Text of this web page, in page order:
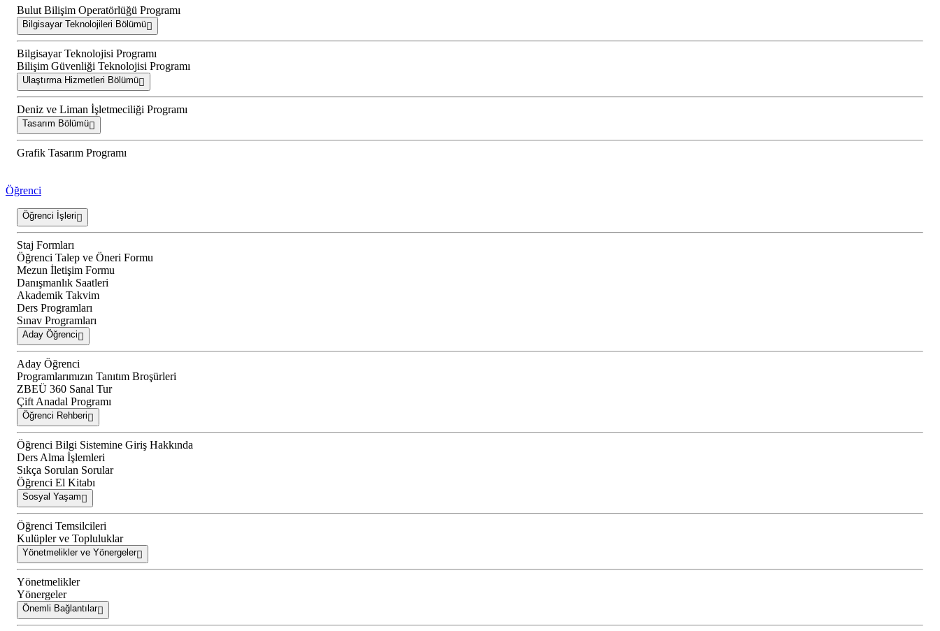
Bulut Bilişim Operatörlüğü Programı
Bilgisayar Teknolojileri Bölümü
Bilgisayar Teknolojisi Programı
Bilişim Güvenliği Teknolojisi Programı
Ulaştırma Hizmetleri Bölümü
Deniz ve Liman İşletmeciliği Programı
Tasarım Bölümü
Grafik Tasarım Programı
Öğrenci
Öğrenci İşleri
Staj Formları
Öğrenci Talep ve Öneri Formu
Mezun İletişim Formu
Danışmanlık Saatleri
Akademik Takvim
Ders Programları
Sınav Programları
Aday Öğrenci
Aday Öğrenci
Programlarımızın Tanıtım Broşürleri
ZBEÜ 360 Sanal Tur
Çift Anadal Programı
Öğrenci Rehberi
Öğrenci Bilgi Sistemine Giriş Hakkında
Ders Alma İşlemleri
Sıkça Sorulan Sorular
Öğrenci El Kitabı
Sosyal Yaşam
Öğrenci Temsilcileri
Kulüpler ve Topluluklar
Yönetmelikler ve Yönergeler
Yönetmelikler
Yönergeler
Önemli Bağlantılar